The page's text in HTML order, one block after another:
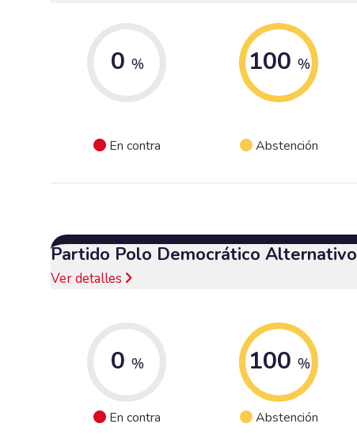
0 %
En contra
100 %
Abstención
Partido Polo Democrático Alternativo
Ver detalles
0 %
En contra
100 %
Abstención